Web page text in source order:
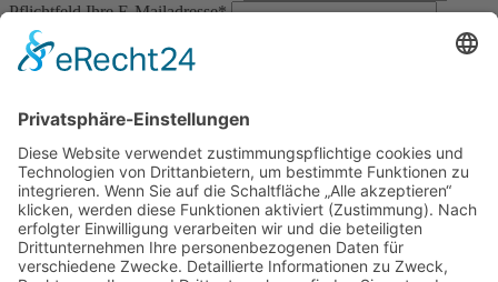
PflichtfeldIhre E-Mailadresse*
Pflichtfeld
Ja
Mit dem Absenden der Anfrage erklären Sie sich mit der
Verarbeitung Ihrer Daten zum
Zweck der Bearbeitung Ihrer Anfrage einverstanden. Weitere